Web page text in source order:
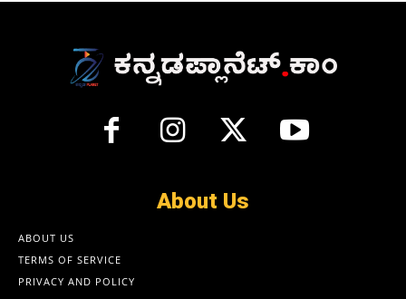
About Us
ABOUT US
TERMS OF SERVICE
PRIVACY AND POLICY